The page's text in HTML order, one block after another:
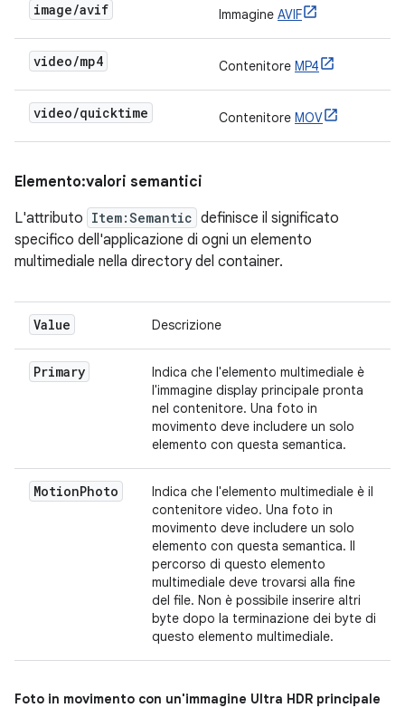
image/avif Immagine AVIF
video/mp4 Contenitore MP4
video/quicktime Contenitore MOV
Elemento:valori semantici
L'attributo Item:Semantic definisce il significato
specifico dell'applicazione di ogni un elemento
multimediale nella directory del container.
Value Descrizione
Primary
Indica che l'elemento multimediale è
l'immagine display principale pronta
nel contenitore. Una foto in
movimento deve includere un solo
elemento con questa semantica.
MotionPhoto
Indica che l'elemento multimediale è il
contenitore video. Una foto in
movimento deve includere un solo
elemento con questa semantica. Il
percorso di questo elemento
multimediale deve trovarsi alla fine
del file. Non è possibile inserire altri
byte dopo la terminazione dei byte di
questo elemento multimediale.
Foto in movimento con un'immagine Ultra HDR principale